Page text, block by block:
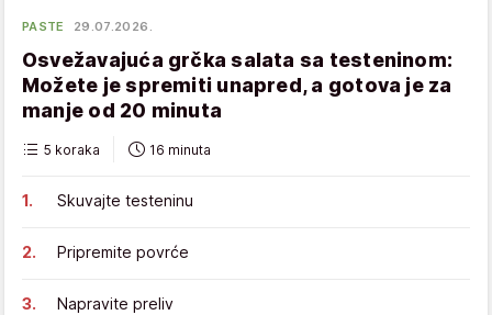
PASTE 29.07.2026.
Osvežavajuća grčka salata sa testeninom:
Možete je spremiti unapred, a gotova je za
manje od 20 minuta
5 koraka 16 minuta
Skuvajte testeninu
Pripremite povrće
Napravite preliv